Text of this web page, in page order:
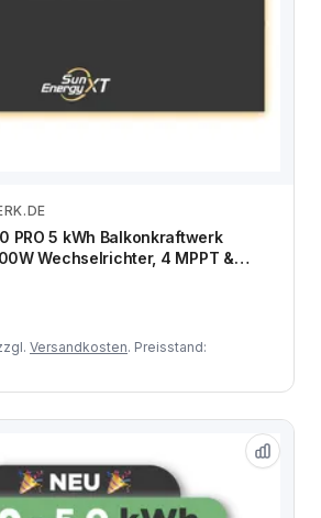
Zum Angebot
PRO 5 kWh Balkonkraftwerk
Wechselrichter, 4 MPPT &
Versandkosten. Preisstand: